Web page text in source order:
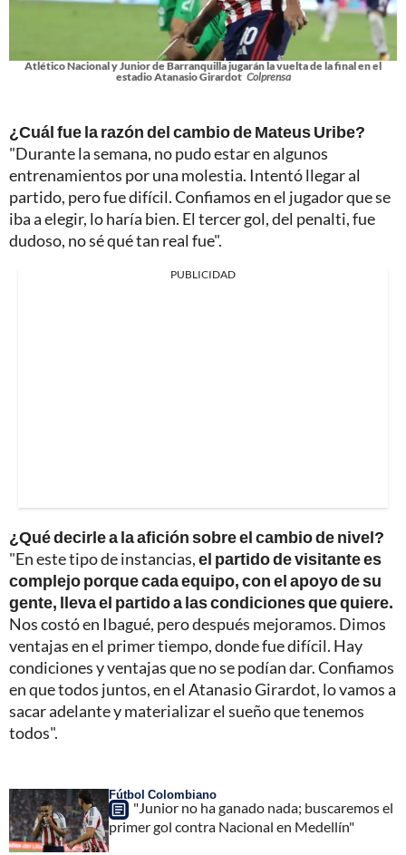
Atlético Nacional y Junior de Barranquilla jugarán la vuelta de la final en el
estadio Atanasio Girardot Colprensa
¿Cuál fue la razón del cambio de Mateus Uribe?
"Durante la semana, no pudo estar en algunos
entrenamientos por una molestia. Intentó llegar al
partido, pero fue difícil. Confiamos en el jugador que se
iba a elegir, lo haría bien. El tercer gol, del penalti, fue
dudoso, no sé qué tan real fue".
PUBLICIDAD
¿Qué decirle a la afición sobre el cambio de nivel?
"En este tipo de instancias,el partido de visitante es
complejo porque cada equipo, con el apoyo de su
gente, lleva el partido a las condiciones que quiere.
Nos costó en Ibagué, pero después mejoramos. Dimos
ventajas en el primer tiempo, donde fue difícil. Hay
condiciones y ventajas que no se podían dar. Confiamos
en que todos juntos, en el Atanasio Girardot, lo vamos a
sacar adelante y materializar el sueño que tenemos
todos".
Fútbol Colombiano
"Junior no ha ganado nada; buscaremos el
primer gol contra Nacional en Medellín"